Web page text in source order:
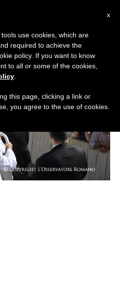
x
use cookies, which are
required to achieve the
policy. If you want to know
to all or some of the cookies,
this page, clicking a link or
you agree to the use of cookies.